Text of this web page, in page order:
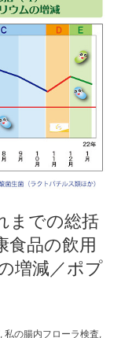
までの総括
品の飲用
増減／ポプ
, 私の腸内フローラ検査,